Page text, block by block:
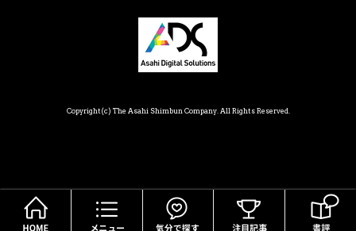
Copyright(c) The Asahi Shimbun Company. All Rights Reserved.